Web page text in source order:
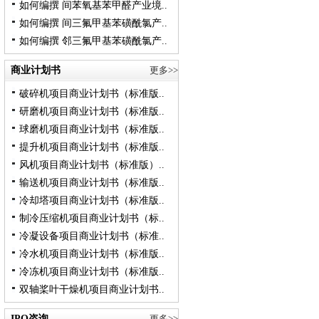
如何编撰 间苯氧基苯甲醛产业境..
如何编撰 间三氟甲基苯磺酰氯产..
如何编撰 邻三氟甲基苯磺酰氯产..
商业计划书 更多>>
破碎机项目商业计划书（标准版..
研磨机项目商业计划书（标准版..
球磨机项目商业计划书（标准版..
提升机项目商业计划书（标准版..
风机项目商业计划书（标准版）..
输送机项目商业计划书（标准版..
冷却塔项目商业计划书（标准版..
制冷压缩机项目商业计划书（标..
冷凝设备项目商业计划书（标准..
冷水机项目商业计划书（标准版..
冷冻机项目商业计划书（标准版..
双轴桨叶干燥机项目商业计划书..